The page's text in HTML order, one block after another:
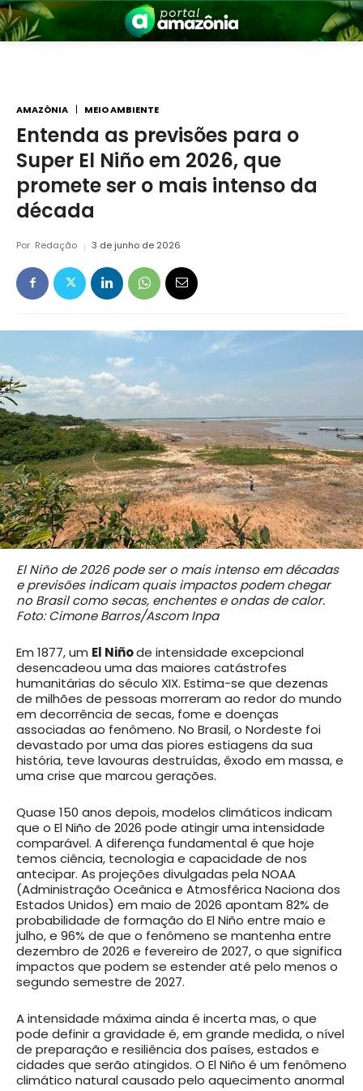
Amazônia
AMAZÔNIA MEIO AMBIENTE
Entenda as previsões para o
Super El Niño em 2026, que
promete ser o mais intenso da
década
Por Redação 3 de junho de 2026
El Niño de 2026 pode ser o mais intenso em décadas
e previsões indicam quais impactos podem chegar
no Brasil como secas, enchentes e ondas de calor.
Foto: Cimone Barros/Ascom Inpa
Em 1877, um El Niñode intensidade excepcional
desencadeou uma das maiores catástrofes
humanitárias do século XIX. Estima-se que dezenas
de milhões de pessoas morreram ao redor do mundo
em decorrência de secas, fome e doenças
associadas ao fenômeno. No Brasil, o Nordeste foi
devastado por uma das piores estiagens da sua
história, teve lavouras destruídas, êxodo em massa, e
uma crise que marcou gerações.
Quase 150 anos depois, modelos climáticos indicam
que o El Niño de 2026 pode atingir uma intensidade
comparável. A diferença fundamental é que hoje
temos ciência, tecnologia e capacidade de nos
antecipar. As projeções divulgadas pela NOAA
(Administração Oceânica e Atmosférica Naciona dos
Estados Unidos) em maio de 2026 apontam 82% de
probabilidade de formação do El Niño entre maio e
julho, e 96% de que o fenômeno se mantenha entre
dezembro de 2026 e fevereiro de 2027, o que significa
impactos que podem se estender até pelo menos o
segundo semestre de 2027.
A intensidade máxima ainda é incerta mas, o que
pode definir a gravidade é, em grande medida, o nível
de preparação e resiliência dos países, estados e
cidades que serão atingidos. O El Niño é um fenômeno
climático natural causado pelo aquecimento anormal